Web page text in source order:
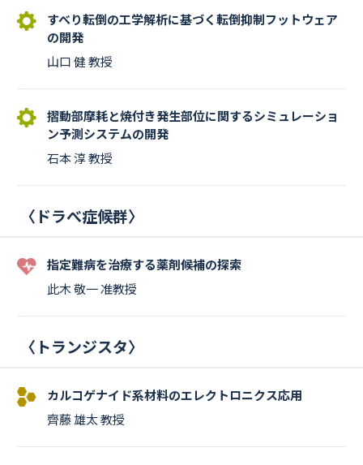
すべり転倒の工学解析に基づく転倒抑制フットウェア
の開発
山口 健 教授
摺動部摩耗と焼付き発生部位に関するシミュレーショ
ン予測システムの開発
石本 淳 教授
〈 ドラべ症候群〉
指定難病を治療する薬剤候補の探索
此木 敬一 准教授
〈 トランジスタ〉
カルコゲナイド系材料のエレクトロニクス応用
齊藤 雄太 教授